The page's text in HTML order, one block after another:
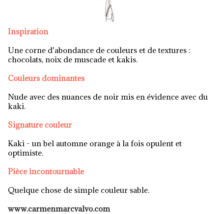
Inspiration
Une corne d'abondance de couleurs et de textures :
chocolats, noix de muscade et kakis.
Couleurs dominantes
Nude avec des nuances de noir mis en évidence avec du
kaki.
Signature couleur
Kaki - un bel automne orange à la fois opulent et
optimiste.
Pièce incontournable
Quelque chose de simple couleur sable.
www.carmenmarcvalvo.com